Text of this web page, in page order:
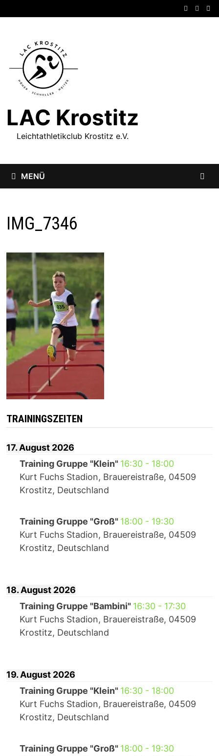
Inhalt
LAC Krostitz
Leichtathletikclub Krostitz e.V.
MENÜ
IMG_7346
TRAININGSZEITEN
17. August 2026
Training Gruppe "Klein" 16:30- 18:00
Kurt Fuchs Stadion, Brauereistraße, 04509
Krostitz, Deutschland
Training Gruppe "Groß" 18:00- 19:30
Kurt Fuchs Stadion, Brauereistraße, 04509
Krostitz, Deutschland
18. August 2026
Training Gruppe "Bambini" 16:30- 17:30
Kurt Fuchs Stadion, Brauereistraße, 04509
Krostitz, Deutschland
19. August 2026
Training Gruppe "Klein" 16:30- 18:00
Kurt Fuchs Stadion, Brauereistraße, 04509
Krostitz, Deutschland
Training Gruppe "Groß" 18:00- 19:30